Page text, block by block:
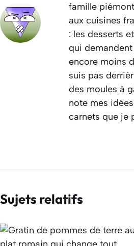
famille
aux cuisines
: les desserts
qui
encore moins
suis pas
des moules à
note mes
carnets que je
Sujets relatifs